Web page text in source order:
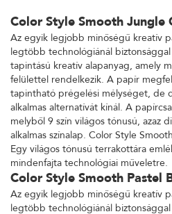
Color Style Smooth Jungle
Az egyik legjobb minőségű kreatív
legtöbb technológiánál
tapintású kreatív alapanyag, amely
felülettel rendelkezik. A papír
tapintható prégelési mélységet, de
alkalmas alternatívát kínál. A
melyből 9 szín világos tónusú, azaz
alkalmas színalap. Color Style
Egy világos tónusú terrakottára
mindenfajta technológiai műveletre.
Color Style Smooth Pastel
Az egyik legjobb minőségű kreatív
legtöbb technológiánál